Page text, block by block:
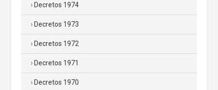
Decretos 1974
Decretos 1973
Decretos 1972
Decretos 1971
Decretos 1970